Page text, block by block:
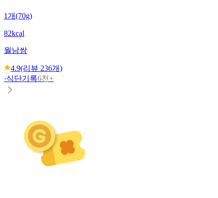
1개(70g)
82kcal
월남쌈
4.9(리뷰 236개)
·식단기록6천+